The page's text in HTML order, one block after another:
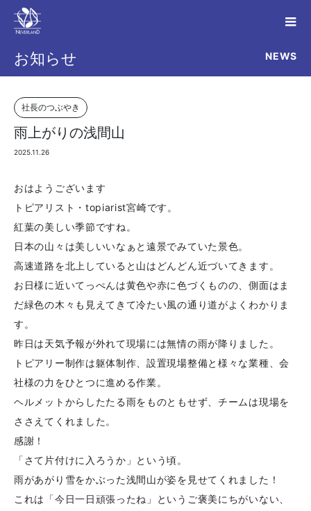
お知らせ NEWS
社長のつぶやき
雨上がりの浅間山
2025.11.26
おはようございます
トピアリスト・topiarist宮崎です。
紅葉の美しい季節ですね。
日本の山々は美しいいなぁと遠景でみていた景色。
高速道路を北上していると山はどんどん近づいてきます。
お日様に近いてっぺんは黄色や赤に色づくものの、側面はま
だ緑色の木々も見えてきて冷たい風の通り道がよくわかりま
す。
昨日は天気予報が外れて現場には無情の雨が降りました。
トピアリー制作は躯体制作、設置現場整備と様々な業種、会
社様の力をひとつに進める作業。
ヘルメットからしたたる雨をものともせず、チームは現場を
ささえてくれました。
感謝！
「さて片付けに入ろうか」という頃。
雨があがり雪をかぶった浅間山が姿を見せてくれました！
これは「今日一日頑張ったね」というご褒美にちがいない、